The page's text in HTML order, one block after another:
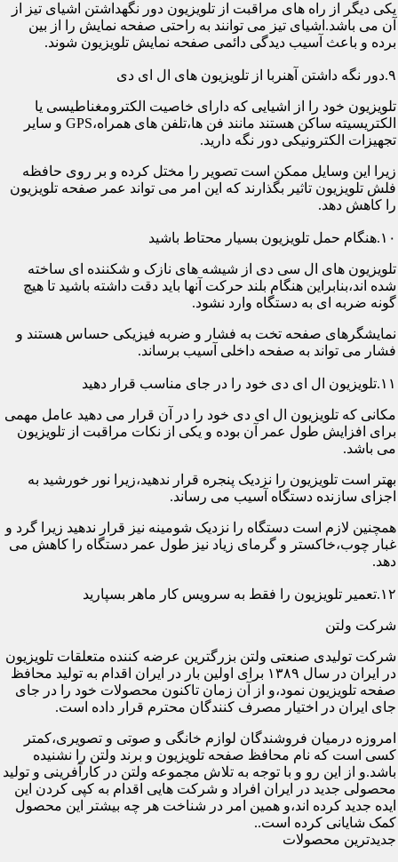
یکی دیگر از راه های مراقبت از تلویزیون دور نگهداشتن اشیای تیز از
آن می باشد.اشیای تیز می توانند به راحتی صفحه نمایش را از بین
برده و باعث آسیب دیدگی دائمی صفحه نمایش تلویزیون شوند.
۹.دور نگه داشتن آهنربا از تلویزیون های ال ای دی
تلویزیون خود را از اشیایی که دارای خاصیت الکترومغناطیسی یا
الکتریسیته ساکن هستند مانند فن ها،تلفن های همراه،GPS و سایر
تجهیزات الکترونیکی دور نگه دارید.
زیرا این وسایل ممکن است تصویر را مختل کرده و بر روی حافظه
فلش تلویزیون تاثیر بگذارند که این امر می تواند عمر صفحه تلویزیون
را کاهش دهد.
۱۰.هنگام حمل تلویزیون بسیار محتاط باشید
تلویزیون های ال سی دی از شیشه های نازک و شکننده ای ساخته
شده اند،بنابراین هنگام بلند حرکت آنها باید دقت داشته باشید تا هیچ
گونه ضربه ای به دستگاه وارد نشود.
نمایشگرهای صفحه تخت به فشار و ضربه فیزیکی حساس هستند و
فشار می تواند به صفحه داخلی آسیب برساند.
۱۱.تلویزیون ال ای دی خود را در جای مناسب قرار دهید
مکانی که تلویزیون ال ای دی خود را در آن قرار می دهید عامل مهمی
برای افزایش طول عمر آن بوده و یکی از نکات مراقبت از تلویزیون
می باشد.
بهتر است تلویزیون را نزدیک پنجره قرار ندهید،زیرا نور خورشید به
اجزای سازنده دستگاه آسیب می رساند.
همچنین لازم است دستگاه را نزدیک شومینه نیز قرار ندهید زیرا گرد و
غبار چوب،خاکستر و گرمای زیاد نیز طول عمر دستگاه را کاهش می
دهد.
۱۲.تعمیر تلویزیون را فقط به سرویس کار ماهر بسپارید
شرکت ولتن
شرکت تولیدی صنعتی ولتن بزرگترین عرضه کننده متعلقات تلویزیون
در ایران در سال ۱۳۸۹ برای اولین بار در ایران اقدام به تولید محافظ
صفحه تلویزیون نمود،و از آن زمان تاکنون محصولات خود را در جای
جای ایران در اختیار مصرف کنندگان محترم قرار داده است.
امروزه درمیان فروشندگان لوازم خانگی و صوتی و تصویری،کمتر
کسی است که نام محافظ صفحه تلویزیون و برند ولتن را نشنیده
باشد.و از این رو و با توجه به تلاش مجموعه ولتن در کارآفرینی و تولید
محصولی جدید در ایران افراد و شرکت هایی اقدام به کپی کردن این
ایده جدید کرده اند،و همین امر در شناخت هر چه بیشتر این محصول
کمک شایانی کرده است..
جدیدترین محصولات